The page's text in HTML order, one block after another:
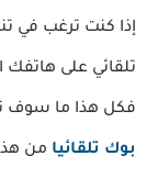
إذا كنت ترغب في
تلقائي على هاتفك
فكل هذا ما سوف
بوك تلقائيا من